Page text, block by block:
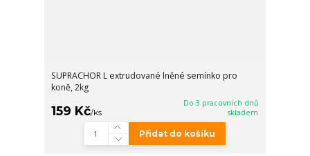
SUPRACHOR L extrudované lněné semínko pro
koně, 2kg
159 Kč/ks
Do 3 pracovních dnů
skladem
Přidat do košíku